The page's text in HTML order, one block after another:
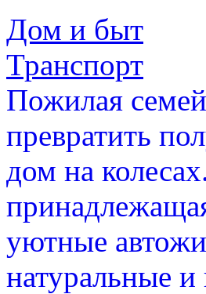
Дом и быт
Транспорт
Пожилая
превратить
дом на
уютные
натуральные